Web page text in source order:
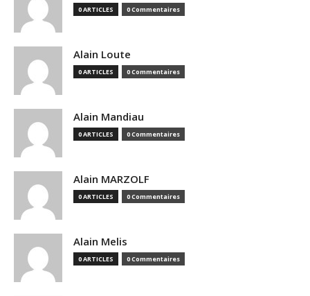
0 ARTICLES 0 Commentaires
Alain Loute
0 ARTICLES 0 Commentaires
Alain Mandiau
0 ARTICLES 0 Commentaires
Alain MARZOLF
0 ARTICLES 0 Commentaires
Alain Melis
0 ARTICLES 0 Commentaires